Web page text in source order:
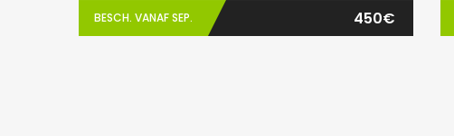
BESCH. VANAF SEP. 450€